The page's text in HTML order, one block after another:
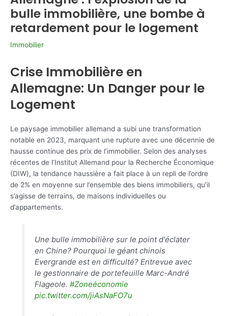
bulle immobilière, une bombe à
retardement pour le logement
Immobilier
Crise Immobilière en
Allemagne: Un Danger pour le
Logement
Le paysage immobilier allemand a subi une transformation
notable en 2023, marquant une rupture avec une décennie de
hausse continue des prix de l’immobilier. Selon des analyses
récentes de l’Institut Allemand pour la Recherche Économique
(DIW), la tendance haussière a fait place à un repli de l’ordre
de 2% en moyenne sur l’ensemble des biens immobiliers, qu’il
s’agisse de terrains, de maisons individuelles ou
d’appartements.
Une bulle immobilière sur le point d'éclater
en Chine? Pourquoi le géant chinois
Evergrande est en difficulté? Entrevue avec
le gestionnaire de portefeuille Marc-André
Flageole. #Zoneéconomie
pic.twitter.com/jiAsNaFO7u